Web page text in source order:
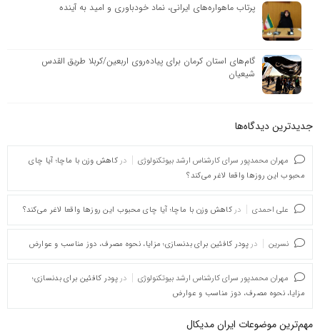
پرتاب ماهواره‌های ایرانی، نماد خودباوری و امید به آینده
گام‌های استان کرمان برای پیاده‌روی اربعین/کربلا طریق القدس
شیعیان
جدیدترین دیدگاه‌‌ها
مهران محمدپور سرای کارشناس ارشد بیوتکنولوژی در کاهش وزن با ماچا؛ آیا چای
محبوب این روزها واقعا لاغر می‌کند؟
علی احمدی در کاهش وزن با ماچا؛ آیا چای محبوب این روزها واقعا لاغر می‌کند؟
نسرین در پودر کافئین برای بدنسازی؛ مزایا، نحوه مصرف، دوز مناسب و عوارض
مهران محمدپور سرای کارشناس ارشد بیوتکنولوژی در پودر کافئین برای بدنسازی؛
مزایا، نحوه مصرف، دوز مناسب و عوارض
مهم‌ترین موضوعات ایران مدیکال